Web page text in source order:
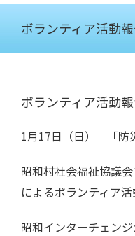
ボランティア活動
ボランティア活動
1月17日（日） 「防
昭和村社会福祉協議
によるボランティア活
昭和インターチェン